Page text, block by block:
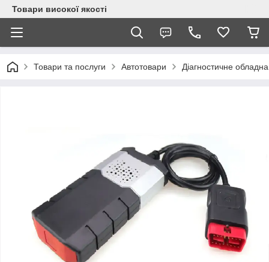
Товари високої якості
Товари та послуги Автотовари Діагностичне